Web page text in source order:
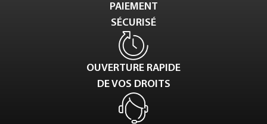
PAIEMENT
SÉCURISÉ
OUVERTURE RAPIDE
DE VOS DROITS